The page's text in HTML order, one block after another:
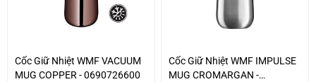
Cốc Giữ Nhiệt WMF VACUUM
MUG COPPER - 0690726600
Cốc Giữ Nhiệt WMF IMPULSE
MUG CROMARGAN -